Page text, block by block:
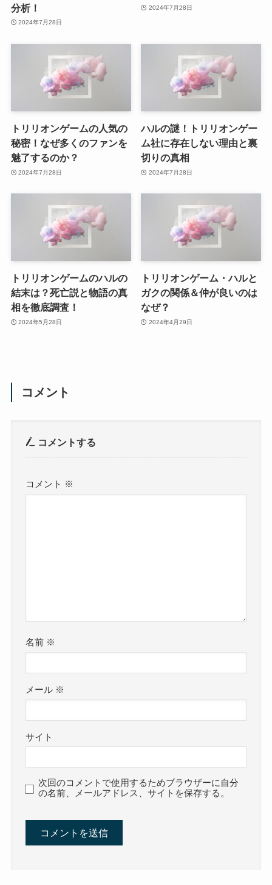
分析！
2024年7月28日
2024年7月28日
トリリオンゲームの人気の
秘密！なぜ多くのファンを
魅了するのか？
2024年7月28日
ハルの謎！トリリオンゲー
ム社に存在しない理由と裏
切りの真相
2024年7月28日
トリリオンゲームのハルの
結末は？死亡説と物語の真
相を徹底調査！
2024年5月28日
トリリオンゲーム・ハルと
ガクの関係＆仲が良いのは
なぜ？
2024年4月29日
コメント
コメントする
コメント ※
名前 ※
メール ※
サイト
次回のコメントで使用するためブラウザーに自分
の名前、メールアドレス、サイトを保存する。